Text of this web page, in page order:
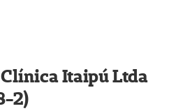
Itaipú Ltda
2)